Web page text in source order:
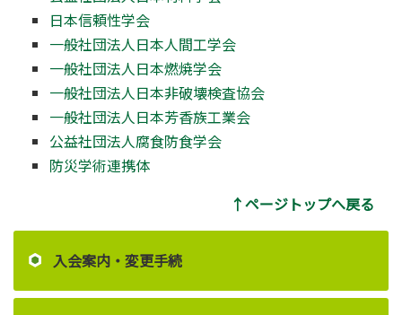
入会案内・変更手続
日本信頼性学会
一般社団法人日本人間工学会
一般社団法人日本燃焼学会
一般社団法人日本非破壊検査協会
一般社団法人日本芳香族工業会
公益社団法人腐食防食学会
防災学術連携体
↑ページトップへ戻る